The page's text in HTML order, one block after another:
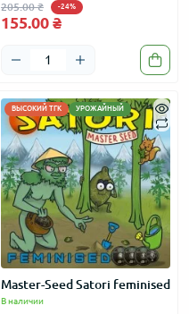
205.00 ₴ -24%
155.00 ₴
ВЫСОКИЙ ТГК УРОЖАЙНЫЙ
Master-Seed Satori feminised
В наличии